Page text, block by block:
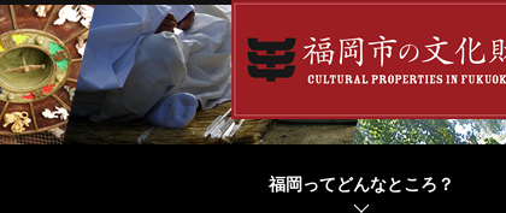
福岡ってどんなところ？